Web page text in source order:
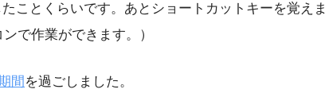
たことくらいです。あとショートカットキーを覚えま
で作業ができます。）
間 を過ごしました。